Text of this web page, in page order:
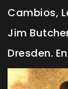
Cambios,
Jim
Dresden.